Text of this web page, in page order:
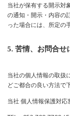
当社が保有する開示対
の通知・開示・内容の
った場合には、所定の
5. 苦情、お問合せ
当社の個人情報の取扱
どご都合の良い方法で
当社 個人情報保護対応